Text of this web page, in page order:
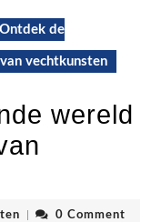
Ontdek de
vechtkunsten
wereld
cdenvhoogstraten
0 Comment